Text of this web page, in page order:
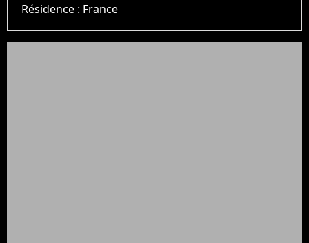
Résidence : France